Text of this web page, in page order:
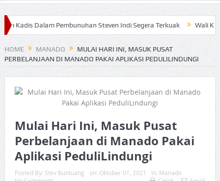
Pembunuhan Steven Indi Segera Terkuak Wali Kota Vicky
HOME MANADO
MULAI HARI INI, MASUK PUSAT
PERBELANJAAN DI MANADO PAKAI APLIKASI PEDULILINDUNGI
Mulai Hari Ini, Masuk Pusat
Perbelanjaan di Manado Pakai
Aplikasi PeduliLindungi
Posted By: Stev Buntuang on: Oktober 01, 2021 In: Manado